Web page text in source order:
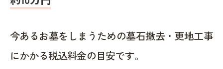
今あるお墓をしまうための墓石撤去・更地工事
にかかる税込料金の目安です。